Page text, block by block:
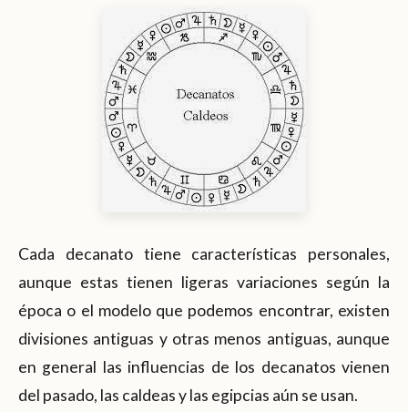
Cada decanato tiene características personales,
aunque estas tienen ligeras variaciones según la
época o el modelo que podemos encontrar, existen
divisiones antiguas y otras menos antiguas, aunque
en general las influencias de los decanatos vienen
del pasado, las caldeas y las egipcias aún se usan.